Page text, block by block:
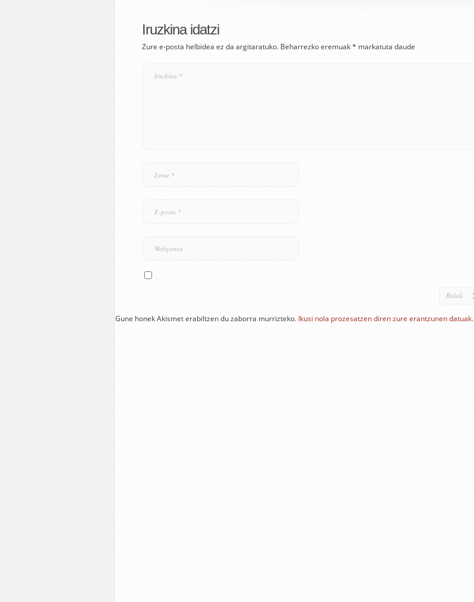
Iruzkina idatzi
Zure e-posta helbidea ez da argitaratuko. Beharrezko eremuak* markatuta daude
Gune honek Akismet erabiltzen du zaborra murrizteko. Ikusi nola prozesatzen diren zure erantzunen datuak.